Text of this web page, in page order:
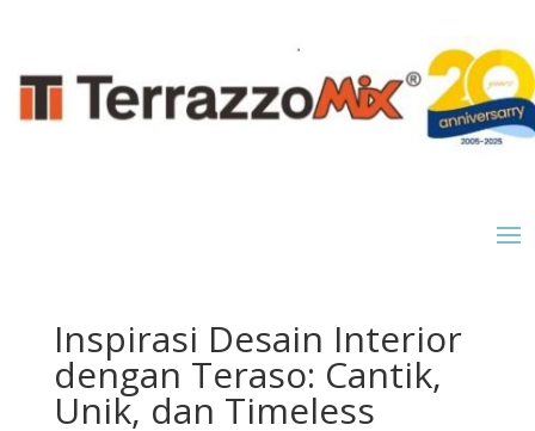
Inspirasi Desain Interior
dengan Teraso: Cantik,
Unik, dan Timeless